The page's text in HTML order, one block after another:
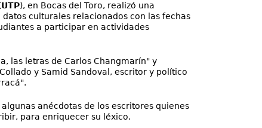
UTP), en Bocas del Toro, realizó una
culturales relacionados con las fechas
a participar en actividades
las letras de Carlos Changmarín" y
y Samid Sandoval, escritor y político
anécdotas de los escritores quienes
para enriquecer su léxico.